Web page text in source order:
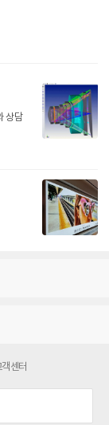
상담
센터